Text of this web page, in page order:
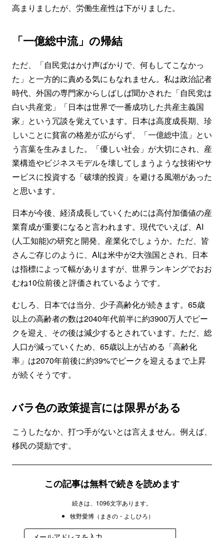
高まりましたが、労働生産性は下がりました。
「一億総中流」の帰結
ただ、「自民党はかけ声ばかりで、何もしてこなかっ
た」と一方的に責める気にもなれません。私は政治記者
時代、外国の専門家からしばしば聞かされた「自民党は
白い共産党」「日本は世界で一番成功した共産主義国
家」という冗談を覚えています。日本は高度成長期、珍
しいことに貧富の格差が広がらず、「一億総中流」とい
う言葉を生みました。「優しい社会」が大切にされ、産
業構造やビジネスモデルを壊してしまうような技術やサ
ービスに投資する「破壊的投資」を避ける風潮があった
と思います。
日本が今後、経済成長していくためには高付加価値の産
業育成が重要になると言われます。現代でいえば、AI
(人工知能)の研究と開発、産業化でしょうか。ただ、皆
さんご存じのように、AIは米中が2大強国とされ、日本
は指標によって幅がありますが、世界ランキングでおお
むね10位前後と評価されているようです。
むしろ、日本では当分、少子高齢化が続きます。65歳
以上の高齢者の数は2040年代前半に約3900万人でピー
クを迎え、その後は減少するとされています。ただ、総
人口が減っていくため、65歳以上が占める「高齢化
率」は2070年前後に約39%でピークを迎えるまで上昇
が続くそうです。
バラ色の政策提言には限界がある
こうしたなか、打つ手がないとは言えません。例えば、
移民の奨励です。
この記事は無料で続きを読めます
続きは、1096文字あります。
牧野愛博（まきの・よしひろ）